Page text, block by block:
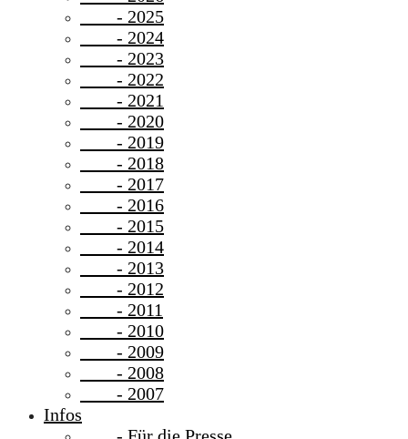
- 2025
- 2024
- 2023
- 2022
- 2021
- 2020
- 2019
- 2018
- 2017
- 2016
- 2015
- 2014
- 2013
- 2012
- 2011
- 2010
- 2009
- 2008
- 2007
Infos